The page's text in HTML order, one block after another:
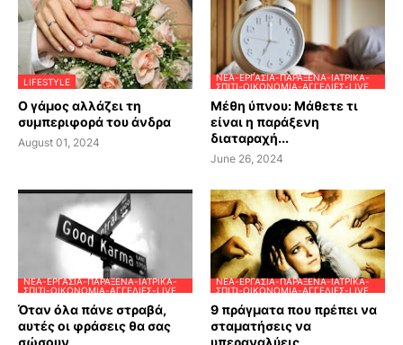
LIFESTYLE
Ο γάμος αλλάζει τη
συμπεριφορά του άνδρα
August 01, 2024
ΝΈΑ-ΕΡΓΑΣΊΑ-ΠΑΡΆΞΕΝΑ-ΙΑΤΡΙΚΆ-
ΣΠΊΤΙ-ΟΙΚΟΝΟΜΊΑ-ΑΓΓΕΛΊΕΣ-LIVE
Μέθη ύπνου: Μάθετε τι
είναι η παράξενη
διαταραχή...
June 26, 2024
ΝΈΑ-ΕΡΓΑΣΊΑ-ΠΑΡΆΞΕΝΑ-ΙΑΤΡΙΚΆ-
ΣΠΊΤΙ-ΟΙΚΟΝΟΜΊΑ-ΑΓΓΕΛΊΕΣ-LIVE
Όταν όλα πάνε στραβά,
αυτές οι φράσεις θα σας
σώσουν
ΝΈΑ-ΕΡΓΑΣΊΑ-ΠΑΡΆΞΕΝΑ-ΙΑΤΡΙΚΆ-
ΣΠΊΤΙ-ΟΙΚΟΝΟΜΊΑ-ΑΓΓΕΛΊΕΣ-LIVE
9 πράγματα που πρέπει να
σταματήσεις να
υπεραναλύεις